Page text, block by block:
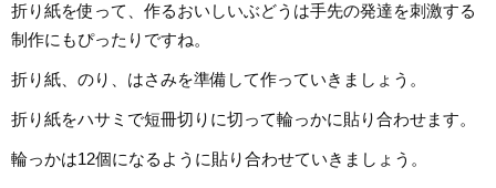
折り紙を使って、作るおいしいぶどうは手先の発達を刺激する
制作にもぴったりですね。
折り紙、のり、はさみを準備して作っていきましょう。
折り紙をハサミで短冊切りに切って輪っかに貼り合わせます。
輪っかは12個になるように貼り合わせていきましょう。